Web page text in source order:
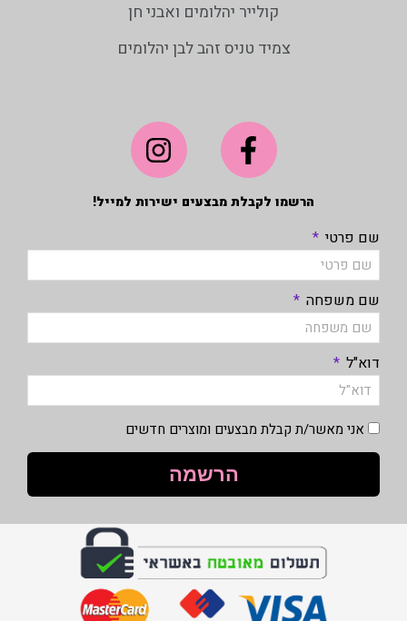
הרשמו לקבלת מבצעים ישירות למייל!
שם פרטי
שם משפחה
דוא"ל
אני מאשר/ת קבלת מבצעים ומוצרים חדשים
הרשמה
קולייר יהלומים ואבני חן
צמיד טניס זהב לבן יהלומים